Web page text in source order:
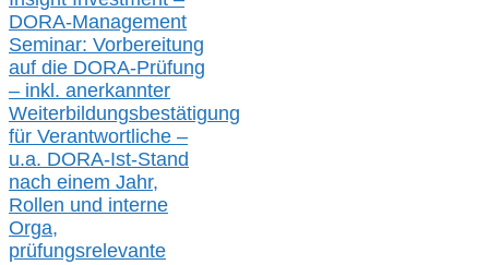
DORA-Management
Seminar: Vorbereitung
auf die DORA-Prüfung
– inkl. anerkannter
Weiterbildungsbestätigung
für Verantwortliche –
u.a. DORA-Ist-Stand
nach einem Jahr,
Rollen und interne
Orga,
prüfungsrelevante